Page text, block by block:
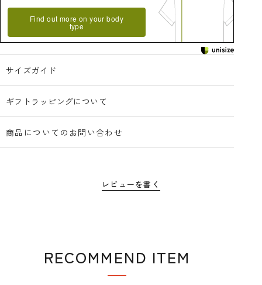
Find out more on your body
type
サイズガイド
ギフトラッピングについて
商品についてのお問い合わせ
レビューを書く
RECOMMEND ITEM